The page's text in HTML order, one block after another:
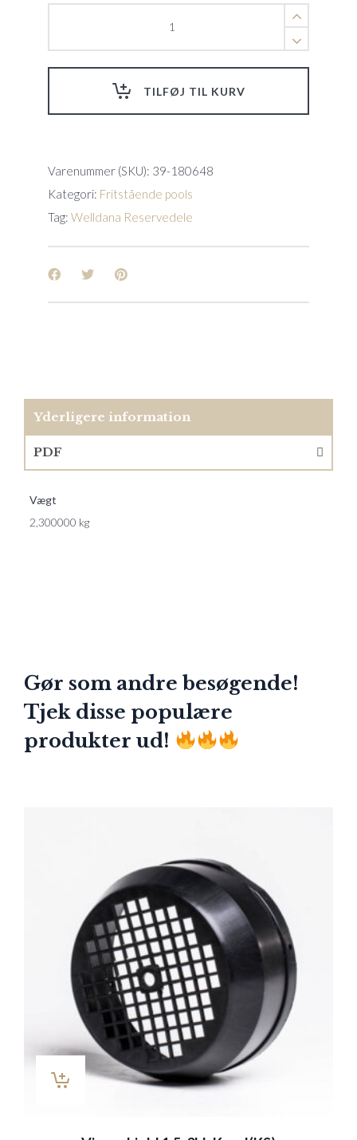
34-
quantity
TILFØJ TIL KURV
Varenummer (SKU): 39-180648
Kategori: Fritstående pools
Tag: Welldana Reservedele
Yderligere information
PDF
Vægt
2,300000 kg
Gør som andre besøgende!
Tjek disse populære
produkter ud!